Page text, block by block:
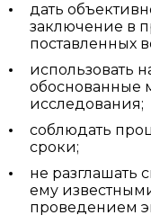
дать
заключение в
поставленных
использовать
обоснованные
исследования;
соблюдать
сроки;
не разглашать
ему
проведением